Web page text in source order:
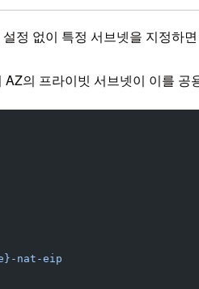
정 없이 특정 서브넷을 지정하
의 프라이빗 서브넷이 이를
nat-eip